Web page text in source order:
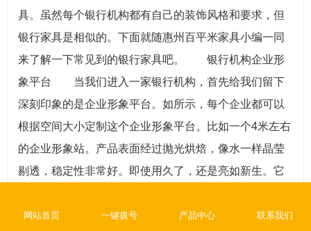
具。虽然每个银行机构都有自己的装饰风格和要求，但
银行家具是相似的。下面就随惠州百平米家具小编一同
来了解一下常见到的银行家具吧。 银行机构企业形
象平台 当我们进入一家银行机构，首先给我们留下
深刻印象的是企业形象平台。如所示，每个企业都可以
根据空间大小定制这个企业形象平台。比如一个4米左右
的企业形象站。产品表面经过抛光烘焙，像水一样晶莹
剔透，稳定性非常好。即使用久了，还是亮如新生。它
高密度板材，非常坚固耐用。 银行机构填写一张表
网站首页 一键拨号 产品中心 联系我们